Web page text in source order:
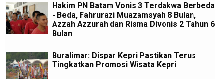
Hakim PN Batam Vonis 3 Terdakwa Berbeda
- Beda, Fahrurazi Muazamsyah 8 Bulan,
Azzah Azzurah dan Risma Divonis 2 Tahun 6
Bulan
Buralimar: Dispar Kepri Pastikan Terus
Tingkatkan Promosi Wisata Kepri